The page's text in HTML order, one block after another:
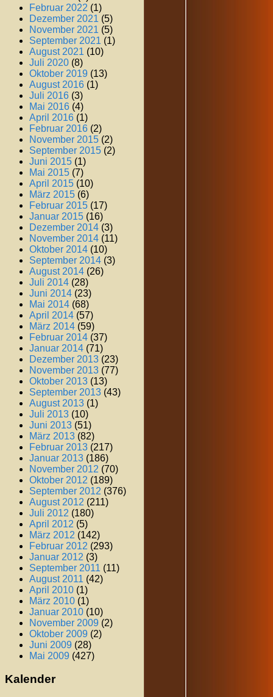
Februar 2022 (1)
Dezember 2021 (5)
November 2021 (5)
September 2021 (1)
August 2021 (10)
Juli 2020 (8)
Oktober 2019 (13)
August 2016 (1)
Juli 2016 (3)
Mai 2016 (4)
April 2016 (1)
Februar 2016 (2)
November 2015 (2)
September 2015 (2)
Juni 2015 (1)
Mai 2015 (7)
April 2015 (10)
März 2015 (6)
Februar 2015 (17)
Januar 2015 (16)
Dezember 2014 (3)
November 2014 (11)
Oktober 2014 (10)
September 2014 (3)
August 2014 (26)
Juli 2014 (28)
Juni 2014 (23)
Mai 2014 (68)
April 2014 (57)
März 2014 (59)
Februar 2014 (37)
Januar 2014 (71)
Dezember 2013 (23)
November 2013 (77)
Oktober 2013 (13)
September 2013 (43)
August 2013 (1)
Juli 2013 (10)
Juni 2013 (51)
März 2013 (82)
Februar 2013 (217)
Januar 2013 (186)
November 2012 (70)
Oktober 2012 (189)
September 2012 (376)
August 2012 (211)
Juli 2012 (180)
April 2012 (5)
März 2012 (142)
Februar 2012 (293)
Januar 2012 (3)
September 2011 (11)
August 2011 (42)
April 2010 (1)
März 2010 (1)
Januar 2010 (10)
November 2009 (2)
Oktober 2009 (2)
Juni 2009 (28)
Mai 2009 (427)
Kalender